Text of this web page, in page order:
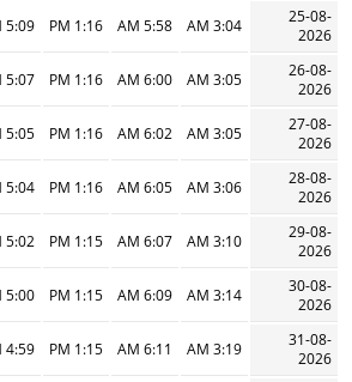
25-08-
2026
3:04 AM
5:58 AM
1:16 PM
5:09 PM
26-08-
2026
3:05 AM
6:00 AM
1:16 PM
5:07 PM
27-08-
2026
3:05 AM
6:02 AM
1:16 PM
5:05 PM
28-08-
2026
3:06 AM
6:05 AM
1:16 PM
5:04 PM
29-08-
2026
3:10 AM
6:07 AM
1:15 PM
5:02 PM
30-08-
2026
3:14 AM
6:09 AM
1:15 PM
5:00 PM
31-08-
2026
3:19 AM
6:11 AM
1:15 PM
4:59 PM